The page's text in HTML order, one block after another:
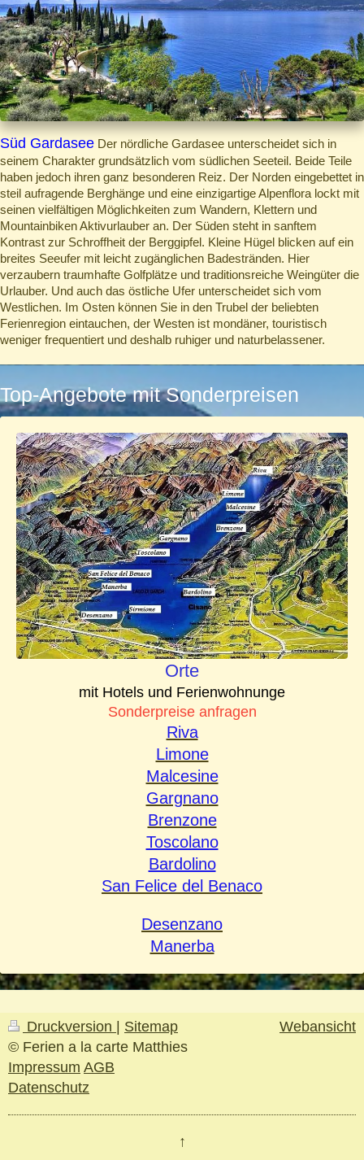
Süd Gardasee Der nördliche Gardasee unterscheidet sich in
seinem Charakter grundsätzlich vom südlichen Seeteil. Beide Teile
haben jedoch ihren ganz besonderen Reiz. Der Norden eingebettet in
steil aufragende Berghänge und eine einzigartige Alpenflora lockt mit
seinen vielfältigen Möglichkeiten zum Wandern, Klettern und
Mountainbiken Aktivurlauber an. Der Süden steht in sanftem
Kontrast zur Schroffheit der Berggipfel. Kleine Hügel blicken auf ein
breites Seeufer mit leicht zugänglichen Badestränden. Hier
verzaubern traumhafte Golfplätze und traditionsreiche Weingüter die
Urlauber. Und auch das östliche Ufer unterscheidet sich vom
Westlichen. Im Osten können Sie in den Trubel der beliebten
Ferienregion eintauchen, der Westen ist mondäner, touristisch
weniger frequentiert und deshalb ruhiger und naturbelassener.
Top-Angebote mit Sonderpreisen
Orte
mit Hotels und Ferienwohnunge
Sonderpreise anfragen
Riva
Limone
Malcesine
Gargnano
Brenzone
Toscolano
Bardolino
San Felice del Benaco
Desenzano
Manerba
Druckversion
Sitemap
© Ferien a la carte Matthies
Impressum AGB
Datenschutz
Webansicht
↑